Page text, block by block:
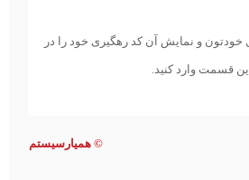
خودتون و نمایش آن کد رهگیری خود را در
این قسمت وارد کنید.
© همیارسیستم